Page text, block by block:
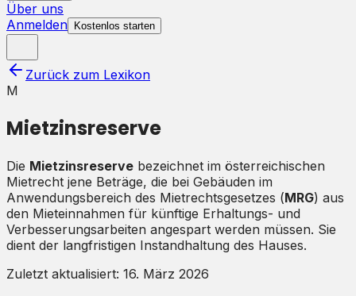
Über uns
Anmelden
Kostenlos starten
Zurück zum Lexikon
M
Mietzinsreserve
Die Mietzinsreserve bezeichnet im österreichischen
Mietrecht jene Beträge, die bei Gebäuden im
Anwendungsbereich des Mietrechtsgesetzes (MRG) aus
den Mieteinnahmen für künftige Erhaltungs- und
Verbesserungsarbeiten angespart werden müssen. Sie
dient der langfristigen Instandhaltung des Hauses.
Zuletzt aktualisiert: 16. März 2026